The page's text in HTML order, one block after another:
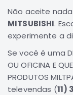
Não aceite
MITSUBISHI.
experimente a
Se você é uma
OU OFICINA E
PRODUTOS
televendas (11)